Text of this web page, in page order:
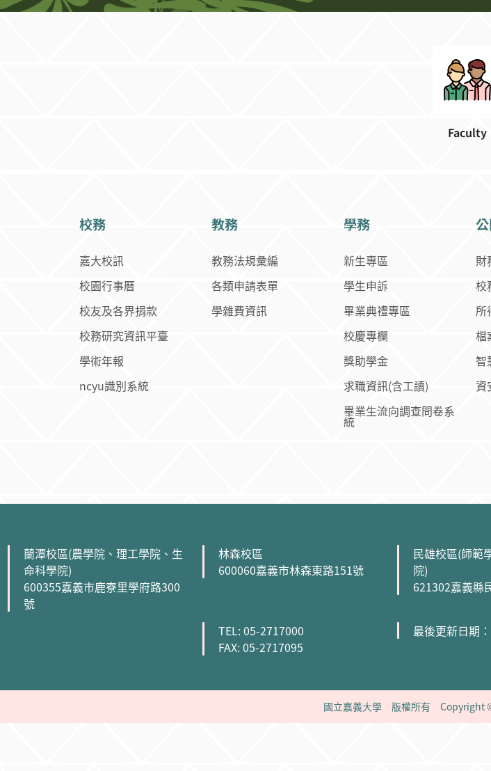
Faculty
校務
嘉大校訊
校園行事曆
校友及各界捐款
校務研究資訊平臺
學術年報
ncyu識別系統
教務
教務法規彙編
各類申請表單
學雜費資訊
學務
新生專區
學生申訴
畢業典禮專區
校慶專欄
獎助學金
求職資訊(含工讀)
畢業生流向調查問卷系
統
財
校
所
檔
智
資
蘭潭校區(農學院、理工學院、生
命科學院)
600355嘉義市鹿寮里學府路300
號
林森校區
600060嘉義市林森東路151號
民雄校區(師範
院)
621302嘉義縣
TEL: 05-2717000
FAX: 05-2717095
最後更新日期
國立嘉義大學 版權所有 Copyright